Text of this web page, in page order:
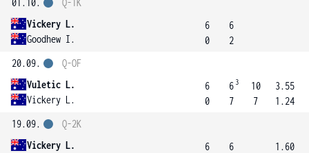
01.10.
Vickery L.
Goodhew I.
Q-1K
6
0
6
2
20.09.
Vuletic L.
Vickery L.
Q-OF
6
0
6 3
7
10
7
3.55
1.24
19.09.
Vickery L.
Q-2K
6
6
1.60